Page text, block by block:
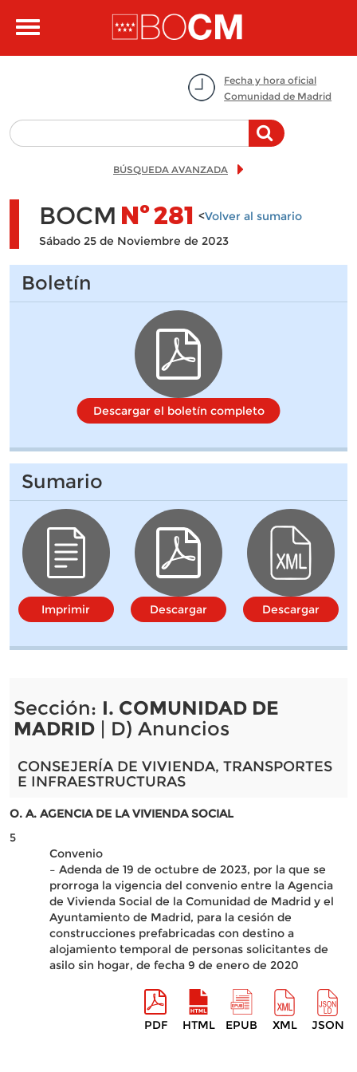
Toggle
Fecha y hora oficial
Comunidad de Madrid
BÚSQUEDA AVANZADA
BOCM Nº281 <Volver al sumario
Sábado 25 de Noviembre de 2023
Boletín
Descargar el boletín completo
Sumario
Imprimir Descargar Descargar
Sección: I. COMUNIDAD DE
MADRID| D) Anuncios
CONSEJERÍA DE VIVIENDA, TRANSPORTES
E INFRAESTRUCTURAS
O. A. AGENCIA DE LA VIVIENDA SOCIAL
5
Convenio
– Adenda de 19 de octubre de 2023, por la que se
prorroga la vigencia del convenio entre la Agencia
de Vivienda Social de la Comunidad de Madrid y el
Ayuntamiento de Madrid, para la cesión de
construcciones prefabricadas con destino a
alojamiento temporal de personas solicitantes de
asilo sin hogar, de fecha 9 de enero de 2020
PDF HTML EPUB XML JSON